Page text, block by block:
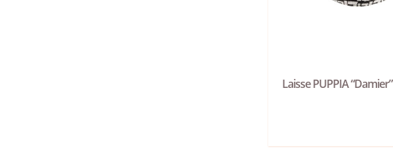
Laisse PUPPIA “Damier”